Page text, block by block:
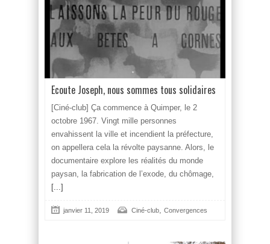
Ecoute Joseph, nous sommes tous solidaires
[Ciné-club] Ça commence à Quimper, le 2
octobre 1967. Vingt mille personnes
envahissent la ville et incendient la préfecture,
on appellera cela la révolte paysanne. Alors, le
documentaire explore les réalités du monde
paysan, la fabrication de l’exode, du chômage,
[...]
janvier 11, 2019 Ciné-club Convergences